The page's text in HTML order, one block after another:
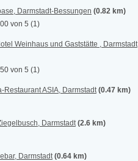
Darmstadt-Bessungen (0.82 km)
von 5 (1)
Weinhaus und Gaststätte , Darmstadt
von 5 (1)
Restaurant ASIA, Darmstadt (0.47 km)
Darmstadt (2.6 km)
Darmstadt (0.64 km)